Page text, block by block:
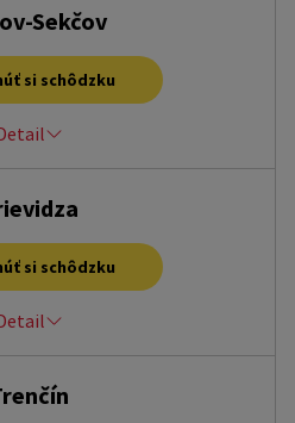
Centrum 8, Považská Bystrica,
Sekčov
si schôdzku
Sekčov, 080 01
si schôdzku
Prievidza, 971 01